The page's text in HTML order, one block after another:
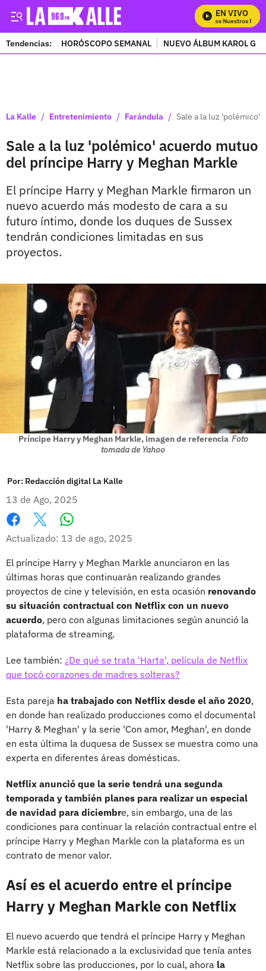
EN VIVO
Mira Todos Nuestros
Tendencias: HORÓSCOPO SEMANAL NUEVO ÁLBUM KAROL G
La Kalle / Entretenimiento / Farándula / Sale a la luz 'polémico'
Sale a la luz 'polémico' acuerdo mutuo
del príncipe Harry y Meghan Markle
El príncipe Harry y Meghan Markle firmaron un
nuevo acuerdo más modesto de cara a su
futuro íntimo, donde los duques de Sussex
tendrán condiciones limitadas en sus
proyectos.
Príncipe Harry y Meghan Markle, imagen de referencia Foto
tomada de Yahoo
Por: Redacción digital La Kalle
13 de Ago, 2025
Facebook
X
Actualizado: 13 de ago, 2025
El príncipe Harry y Meghan Markle anunciaron en las
últimas horas que continuarán realizando grandes
proyectos de cine y televisión, en esta ocasión renovando
su situación contractual con Netflix con un nuevo
acuerdo, pero con algunas limitaciones según anunció la
plataforma de streaming.
Lee también: ¿De qué se trata 'Harta', película de Netflix
que tocó corazones de madres solteras?
Esta pareja ha trabajado con Netflix desde el año 2020,
en donde han realizado producciones como el documental
'Harry & Meghan' y la serie 'Con amor, Meghan', en donde
en esta última la duquesa de Sussex se muestra como una
experta en diferentes áreas domésticas.
Netflix anunció que la serie tendrá una segunda
temporada y también planes para realizar un especial
de navidad para diciembre, sin embargo, una de las
condiciones para continuar la relación contractual entre el
príncipe Harry y Meghan Markle con la plataforma es un
contrato de menor valor.
Así es el acuerdo entre el príncipe
Harry y Meghan Markle con Netflix
El nuevo acuerdo que tendrá el príncipe Harry y Meghan
Markle está relacionado a la exclusividad que tenía antes
Netflix sobre las producciones, por lo cual, ahora la